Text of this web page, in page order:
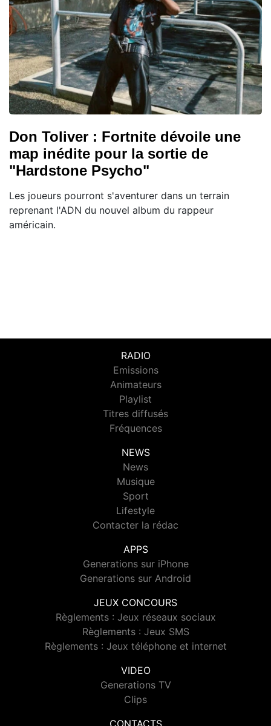
Don Toliver : Fortnite dévoile une
map inédite pour la sortie de
"Hardstone Psycho"
Les joueurs pourront s'aventurer dans un terrain
reprenant l'ADN du nouvel album du rappeur
américain.
RADIO
Emissions
Animateurs
Playlist
Titres diffusés
Fréquences
NEWS
News
Musique
Sport
Lifestyle
Contacter la rédac
APPS
Generations sur iPhone
Generations sur Android
JEUX CONCOURS
Règlements : Jeux réseaux sociaux
Règlements : Jeux SMS
Règlements : Jeux téléphone et internet
VIDEO
Generations TV
Clips